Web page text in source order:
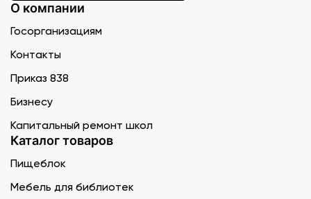
О компании
Госорганизациям
Контакты
Приказ 838
Бизнесу
Капитальный ремонт школ
Каталог товаров
Пищеблок
Мебель для библиотек